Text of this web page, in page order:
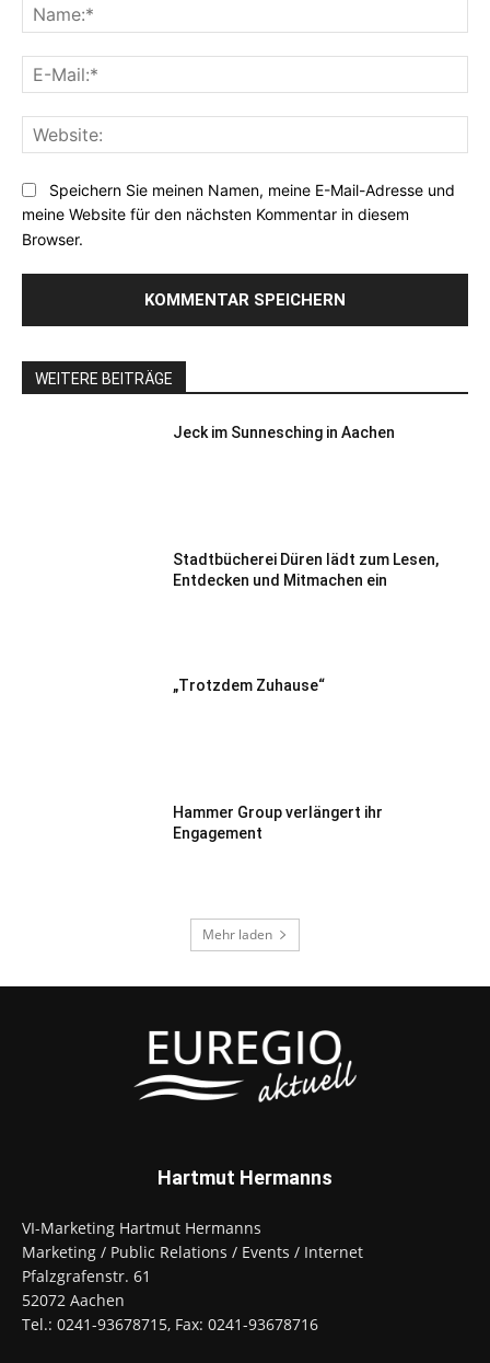
Speichern Sie meinen Namen, meine E-Mail-Adresse und
meine Website für den nächsten Kommentar in diesem
Browser.
WEITERE BEITRÄGE
Jeck im Sunnesching in Aachen
Stadtbücherei Düren lädt zum Lesen,
Entdecken und Mitmachen ein
„Trotzdem Zuhause“
Hammer Group verlängert ihr
Engagement
Mehr laden
Hartmut Hermanns
VI-Marketing Hartmut Hermanns
Marketing / Public Relations / Events / Internet
Pfalzgrafenstr. 61
52072 Aachen
Tel.: 0241-93678715, Fax: 0241-93678716